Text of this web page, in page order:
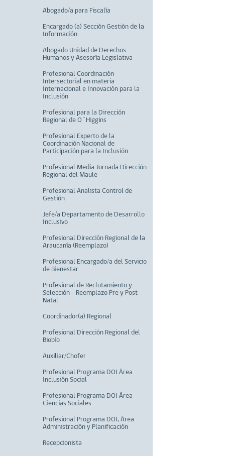
Abogado/a para Fiscalía
Encargado (a) Sección Gestión de la
Información
Abogado Unidad de Derechos
Humanos y Asesoría Legislativa
Profesional Coordinación
Intersectorial en materia
Internacional e Innovación para la
Inclusión
Profesional para la Dirección
Regional de O´Higgins
Profesional Experto de la
Coordinación Nacional de
Participación para la Inclusión
Profesional Media Jornada Dirección
Regional del Maule
Profesional Analista Control de
Gestión
Jefe/a Departamento de Desarrollo
Inclusivo
Profesional Dirección Regional de la
Araucanía (Reemplazo)
Profesional Encargado/a del Servicio
de Bienestar
Profesional de Reclutamiento y
Selección - Reemplazo Pre y Post
Natal
Coordinador(a) Regional
Profesional Dirección Regional del
Biobío
Auxiliar/Chofer
Profesional Programa DOI Área
Inclusión Social
Profesional Programa DOI Área
Ciencias Sociales
Profesional Programa DOI, Área
Administración y Planificación
Recepcionista